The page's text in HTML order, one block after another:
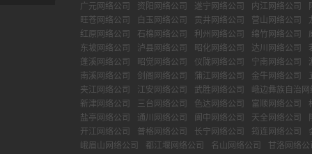
广元网络公司
资阳网络公司 遂宁网络公司 内江网络公司
旺苍网络公司
白玉网络公司 贡井网络公司 营山网络公司
红原网络公司
石棉网络公司 利州网络公司 绵竹网络公司
东坡网络公司
泸县网络公司 昭化网络公司 达川网络公司
蓬溪网络公司
昭觉网络公司 仪陇网络公司 宁南网络公司
南溪网络公司
剑阁网络公司 蒲江网络公司 金牛网络公司
夹江网络公司
江安网络公司 武胜网络公司
峨边彝族自治网
新津网络公司
三台网络公司 色达网络公司 富顺网络公司
盐亭网络公司
通川网络公司 阆中网络公司 天全网络公司
开江网络公司
普格网络公司 长宁网络公司 筠连网络公司
峨眉山网络公司
都江堰网络公司 名山网络公司
甘洛网络公